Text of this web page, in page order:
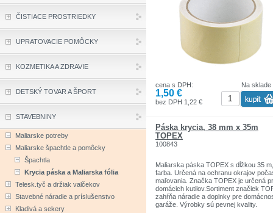
Na sklade
cena s DPH:
1,50 €
bez DPH 1,22 €
Páska krycia, 38 mm x 35m
TOPEX
100843
Maliarska páska TOPEX s dĺžkou 35
farba. Určená na ochranu okrajov
maľovania. Značka TOPEX je určená
domácich kutilov.Sortiment značiek
zahŕňa náradie a doplnky pre
garáže. Výrobky sú pevnej kvality.
ČISTIACE PROSTRIEDKY
UPRATOVACIE POMÔCKY
KOZMETIKA A ZDRAVIE
DETSKÝ TOVAR A ŠPORT
STAVEBNINY
Maliarske potreby
Maliarske špachtle a pomôcky
Špachtla
Krycia páska a Maliarska fólia
Telesk.tyč a držiak valčekov
Stavebné náradie a príslušenstvo
Kladivá a sekery